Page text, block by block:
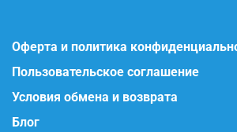
Оферта и политика
Пользовательское соглашение
Условия обмена и возврата
Блог